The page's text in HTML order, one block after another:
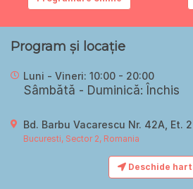
Program și locație
Luni - Vineri: 10:00 - 20:00
Sâmbătă - Duminică: Închis
Bd. Barbu Vacarescu Nr. 42A, Et. 2
Bucuresti, Sector 2, Romania
Deschide